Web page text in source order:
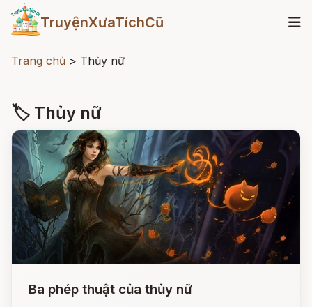
TruyệnXưaTíchCũ
Trang chủ > Thủy nữ
🏷 Thủy nữ
Ba phép thuật của thủy nữ